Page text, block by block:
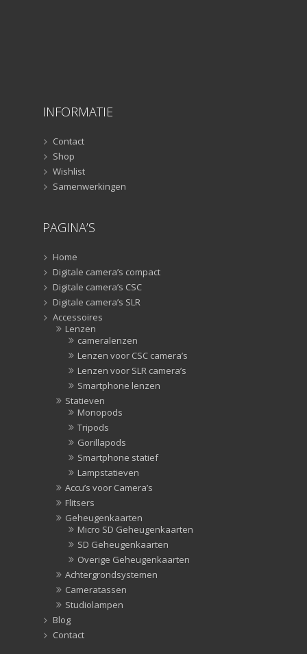
INFORMATIE
Contact
Shop
Wishlist
Samenwerkingen
PAGINA’S
Home
Digitale camera’s compact
Digitale camera’s CSC
Digitale camera’s SLR
Accessoires
Lenzen
cameralenzen
Lenzen voor CSC camera’s
Lenzen voor SLR camera’s
Smartphone lenzen
Statieven
Monopods
Tripods
Gorillapods
Smartphone statief
Lampstatieven
Accu’s voor Camera’s
Flitsers
Geheugenkaarten
Micro SD Geheugenkaarten
SD Geheugenkaarten
Overige Geheugenkaarten
Achtergrondsystemen
Cameratassen
Studiolampen
Blog
Contact